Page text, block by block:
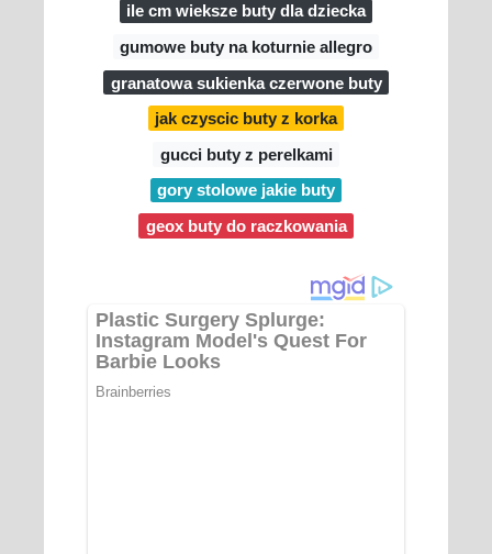
ile cm wieksze buty dla dziecka
gumowe buty na koturnie allegro
granatowa sukienka czerwone buty
jak czyscic buty z korka
gucci buty z perelkami
gory stolowe jakie buty
geox buty do raczkowania